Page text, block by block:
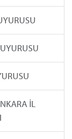
İL